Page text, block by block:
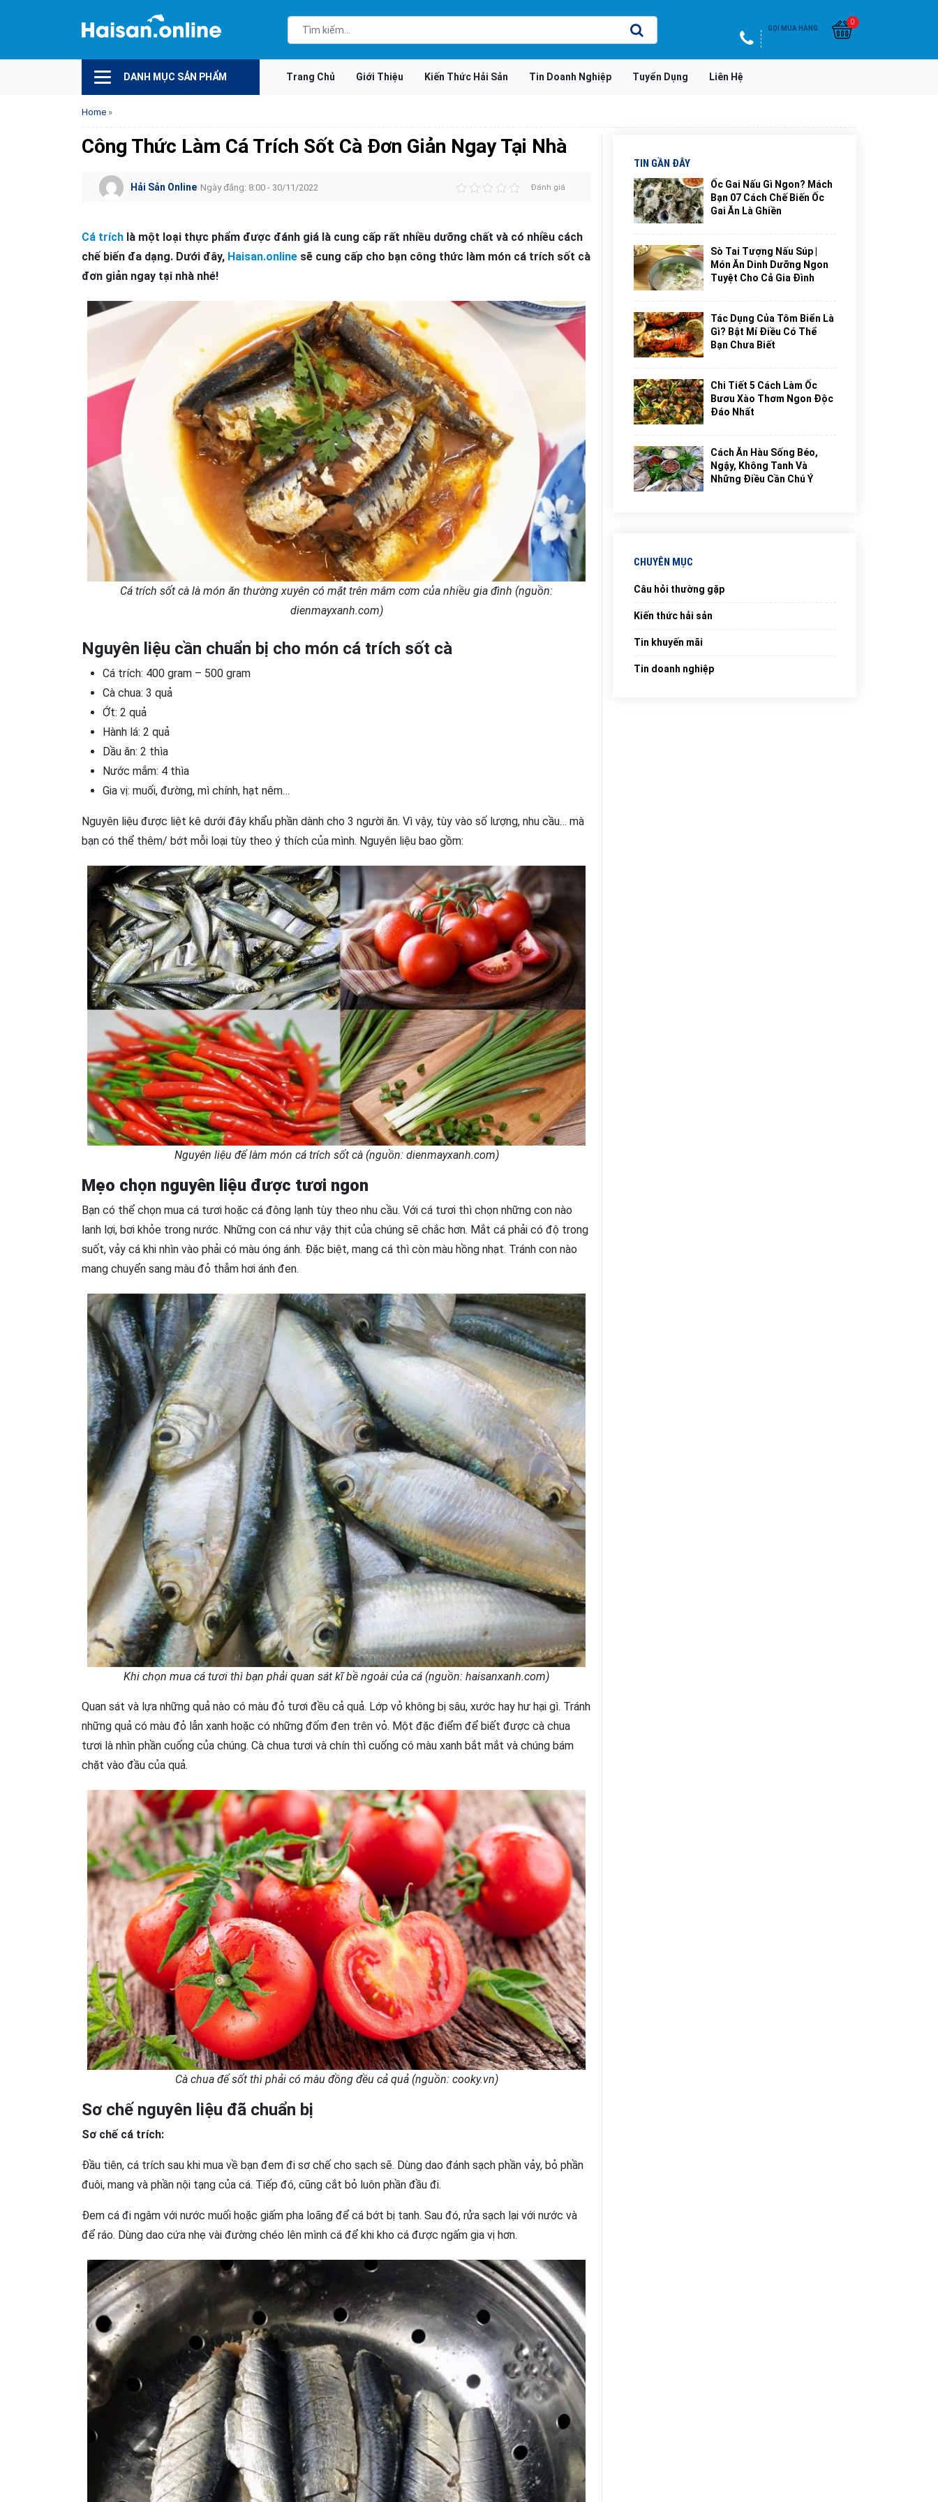
GỌI MUA HÀNG
0
DANH MỤC SẢN PHẨM Trang Chủ Giới Thiệu Kiến Thức Hải Sản Tin Doanh Nghiệp Tuyển Dụng Liên Hệ
Home »
Công Thức Làm Cá Trích Sốt Cà Đơn Giản Ngay Tại Nhà
Hải Sản Online Ngày đăng: 8:00 - 30/11/2022 Đánh giá
Cá trích là một loại thực phẩm được đánh giá là cung cấp rất nhiều dưỡng chất và có nhiều cách
chế biến đa dạng. Dưới đây, Haisan.online sẽ cung cấp cho bạn công thức làm món cá trích sốt cà
đơn giản ngay tại nhà nhé!
Cá trích sốt cà là món ăn thường xuyên có mặt trên mâm cơm của nhiều gia đình (nguồn:
dienmayxanh.com)
Nguyên liệu cần chuẩn bị cho món cá trích sốt cà
Cá trích: 400 gram – 500 gram
Cà chua: 3 quả
Ớt: 2 quả
Hành lá: 2 quả
Dầu ăn: 2 thìa
Nước mắm: 4 thìa
Gia vị: muối, đường, mì chính, hạt nêm…
Nguyên liệu được liệt kê dưới đây khẩu phần dành cho 3 người ăn. Vì vậy, tùy vào số lượng, nhu cầu… mà
bạn có thể thêm/ bớt mỗi loại tùy theo ý thích của mình. Nguyên liệu bao gồm:
Nguyên liệu để làm món cá trích sốt cà (nguồn: dienmayxanh.com)
Mẹo chọn nguyên liệu được tươi ngon
Bạn có thể chọn mua cá tươi hoặc cá đông lạnh tùy theo nhu cầu. Với cá tươi thì chọn những con nào
lanh lợi, bơi khỏe trong nước. Những con cá như vậy thịt của chúng sẽ chắc hơn. Mắt cá phải có độ trong
suốt, vảy cá khi nhìn vào phải có màu óng ánh. Đặc biệt, mang cá thì còn màu hồng nhạt. Tránh con nào
mang chuyển sang màu đỏ thẫm hơi ánh đen.
Khi chọn mua cá tươi thì bạn phải quan sát kĩ bề ngoài của cá (nguồn: haisanxanh.com)
Quan sát và lựa những quả nào có màu đỏ tươi đều cả quả. Lớp vỏ không bị sâu, xước hay hư hại gì. Tránh
những quả có màu đỏ lẫn xanh hoặc có những đốm đen trên vỏ. Một đặc điểm để biết được cà chua
tươi là nhìn phần cuống của chúng. Cà chua tươi và chín thì cuống có màu xanh bắt mắt và chúng bám
chặt vào đầu của quả.
Cà chua để sốt thì phải có màu đồng đều cả quả (nguồn: cooky.vn)
Sơ chế nguyên liệu đã chuẩn bị
Sơ chế cá trích:
Đầu tiên, cá trích sau khi mua về bạn đem đi sơ chế cho sạch sẽ. Dùng dao đánh sạch phần vảy, bỏ phần
đuôi, mang và phần nội tạng của cá. Tiếp đó, cũng cắt bỏ luôn phần đầu đi.
Đem cá đi ngâm với nước muối hoặc giấm pha loãng để cá bớt bị tanh. Sau đó, rửa sạch lại với nước và
để ráo. Dùng dao cứa nhẹ vài đường chéo lên mình cá để khi kho cá được ngấm gia vị hơn.
TIN GẦN ĐÂY
Ốc Gai Nấu Gì Ngon? Mách
Bạn 07 Cách Chế Biến Ốc
Gai Ăn Là Ghiền
Sò Tai Tượng Nấu Súp |
Món Ăn Dinh Dưỡng Ngon
Tuyệt Cho Cả Gia Đình
Tác Dụng Của Tôm Biển Là
Gì? Bật Mí Điều Có Thể
Bạn Chưa Biết
Chi Tiết 5 Cách Làm Ốc
Bươu Xào Thơm Ngon Độc
Đáo Nhất
Cách Ăn Hàu Sống Béo,
Ngậy, Không Tanh Và
Những Điều Cần Chú Ý
CHUYÊN MỤC
Câu hỏi thường gặp
Kiến thức hải sản
Tin khuyến mãi
Tin doanh nghiệp